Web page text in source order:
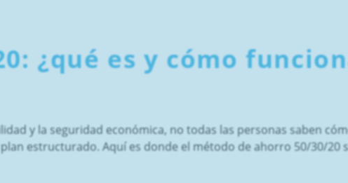
¿qué es y cómo
y la seguridad económica, no todas las personas saben
estructurado. Aquí es donde el método de ahorro 50/30/20